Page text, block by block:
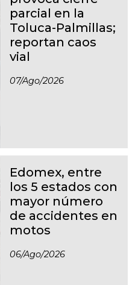
parcial en la
Toluca-Palmillas;
reportan caos
vial
07/ago/2026
Edomex, entre
los 5 estados con
mayor número
de accidentes en
motos
06/ago/2026